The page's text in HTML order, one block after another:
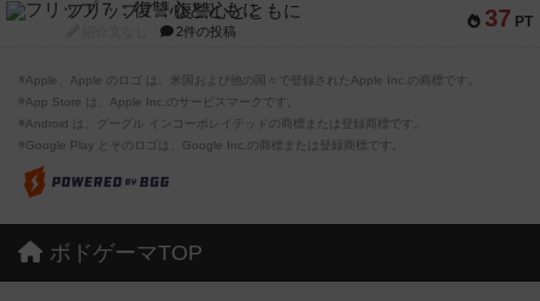
37 PT
フリップ７：復讐心とともに
2件の投稿
※Apple、Apple のロゴ は、米国および他の国々で登録されたApple Inc.の商標です。
※App Store は、Apple Inc.のサービスマークです。
※Android は、グーグル インコーポレイテッドの商標または登録商標です。
※Google Play とそのロゴは、Google Inc.の商標または登録商標です。
ボドゲーマTOP